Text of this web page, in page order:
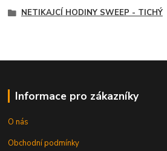
NETIKAJCÍ HODINY SWEEP - TICHÝ
Informace pro zákazníky
O nás
Obchodní podmínky